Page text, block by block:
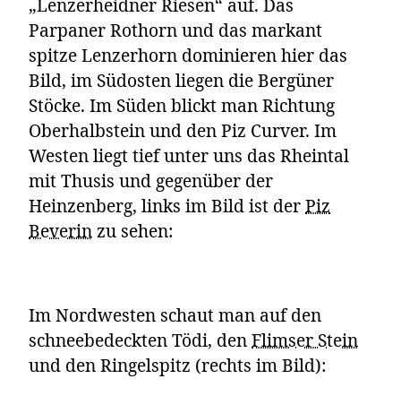
Parpaner Rothorn und das markant
spitze Lenzerhorn dominieren hier das
Bild, im Südosten liegen die Bergüner
Stöcke. Im Süden blickt man Richtung
Oberhalbstein und den Piz Curver. Im
Westen liegt tief unter uns das Rheintal
mit Thusis und gegenüber der
Heinzenberg, links im Bild ist derPiz
Beverinzu sehen:
Im Nordwesten schaut man auf den
schneebedeckten Tödi, denFlimser Stein
und den Ringelspitz (rechts im Bild):